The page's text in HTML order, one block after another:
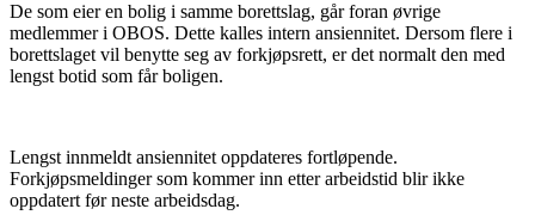
De som eier en bolig i samme borettslag, går foran øvrige
medlemmer i OBOS. Dette kalles intern ansiennitet. Dersom flere i
borettslaget vil benytte seg av forkjøpsrett, er det normalt den med
lengst botid som får boligen.
Lengst innmeldt ansiennitet oppdateres fortløpende.
Forkjøpsmeldinger som kommer inn etter arbeidstid blir ikke
oppdatert før neste arbeidsdag.